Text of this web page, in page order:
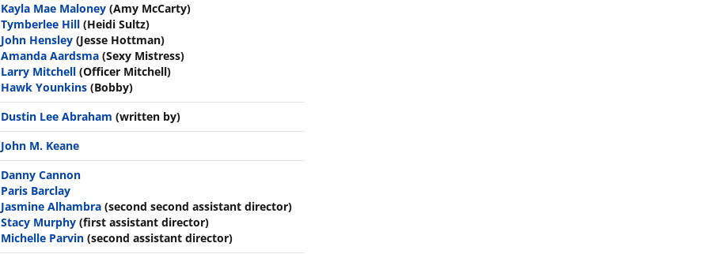
Kayla Mae Maloney (Amy McCarty)
Tymberlee Hill (Heidi Sultz)
John Hensley (Jesse Hottman)
Amanda Aardsma (Sexy Mistress)
Larry Mitchell (Officer Mitchell)
Hawk Younkins (Bobby)
Dustin Lee Abraham (written by)
John M. Keane
Danny Cannon
Paris Barclay
Jasmine Alhambra (second second assistant director)
Stacy Murphy (first assistant director)
Michelle Parvin (second assistant director)